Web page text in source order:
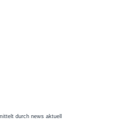
durch news aktuell